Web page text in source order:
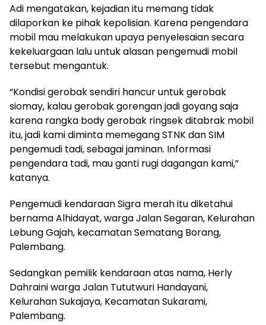
Adi mengatakan, kejadian itu memang tidak
dilaporkan ke pihak kepolisian. Karena pengendara
mobil mau melakukan upaya penyelesaian secara
kekeluargaan lalu untuk alasan pengemudi mobil
tersebut mengantuk.
“Kondisi gerobak sendiri hancur untuk gerobak
siomay, kalau gerobak gorengan jadi goyang saja
karena rangka body gerobak ringsek ditabrak mobil
itu, jadi kami diminta memegang STNK dan SIM
pengemudi tadi, sebagai jaminan. Informasi
pengendara tadi, mau ganti rugi dagangan kami,”
katanya.
Pengemudi kendaraan Sigra merah itu diketahui
bernama Alhidayat, warga Jalan Segaran, Kelurahan
Lebung Gajah, kecamatan Sematang Borang,
Palembang.
Sedangkan pemilik kendaraan atas nama, Herly
Dahraini warga Jalan Tututwuri Handayani,
Kelurahan Sukajaya, Kecamatan Sukarami,
Palembang.